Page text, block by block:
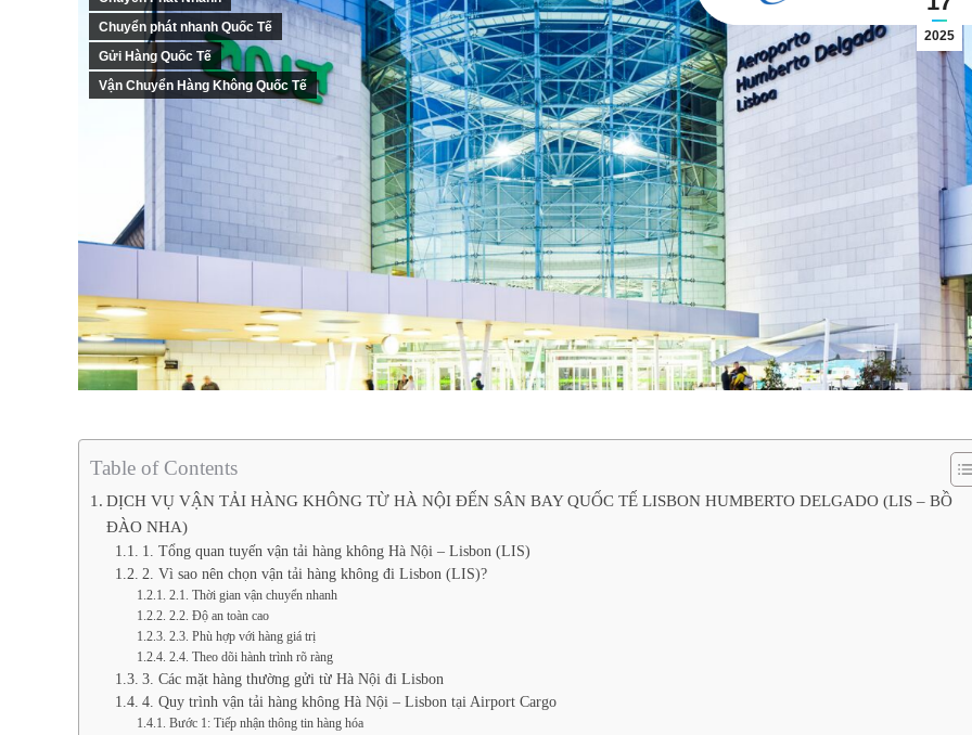
2025
Chuyển phát nhanh Quốc Tế
Gửi Hàng Quốc Tế
Vận Chuyển Hàng Không Quốc Tế
Table of Contents
DỊCH VỤ VẬN TẢI HÀNG KHÔNG TỪ HÀ NỘI ĐẾN SÂN BAY QUỐC TẾ LISBON HUMBERTO DELGADO (LIS – BỒ
ĐÀO NHA)
1. Tổng quan tuyến vận tải hàng không Hà Nội – Lisbon (LIS)
2. Vì sao nên chọn vận tải hàng không đi Lisbon (LIS)?
2.1. Thời gian vận chuyển nhanh
2.2. Độ an toàn cao
2.3. Phù hợp với hàng giá trị
2.4. Theo dõi hành trình rõ ràng
3. Các mặt hàng thường gửi từ Hà Nội đi Lisbon
4. Quy trình vận tải hàng không Hà Nội – Lisbon tại Airport Cargo
Bước 1: Tiếp nhận thông tin hàng hóa